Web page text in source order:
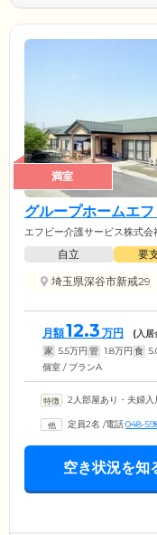
満室
グループホームエ
エフビー介護サービス株式会
自立 要
埼玉県深谷市新戒29
月額12.3 万円 (入居
家 5.5万円 管 1.8万円 食
個室 / プランA
2人部屋あり・夫婦入
定員2名 /電話048-
空き状況を知